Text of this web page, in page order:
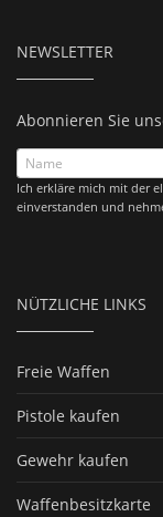
NEWSLETTER
Abonnieren Sie
Ich erkläre mich mit der
einverstanden und
NÜTZLICHE LINKS
Freie Waffen
Pistole kaufen
Gewehr kaufen
Waffenbesitzkarte